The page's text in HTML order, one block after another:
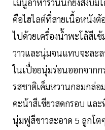
คือไฮไลต์ที่สายเนื้อหนัง
ไปด้วยเครื่องน้ำพะโล้สีเ
วาวและนุ่มจนแทบจะละ
ในเปื่อยนุ่มร่อนออกจากก
รสชาติเค็มหวานกลมกล่
คะน้าสีเขียวสดกรอบ แล
นุ่มฟูสีขาวสะอาด 5 ลูกโ